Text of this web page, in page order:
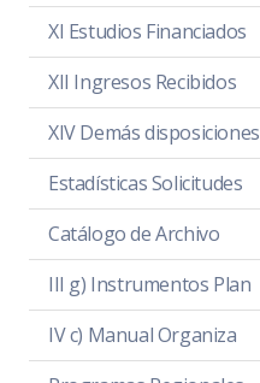
XI Estudios Financiados
XII Ingresos Recibidos
XIV Demás disposiciones
Estadísticas Solicitudes
Catálogo de Archivo
III g) Instrumentos Plan
IV c) Manual Organiza